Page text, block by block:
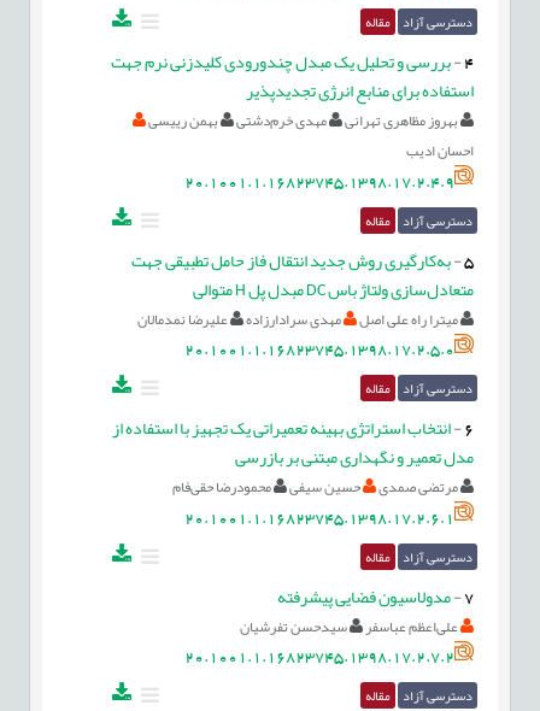
دسترسی آزاد مقاله
4
-بررسی و تحلیل یک مبدل چندورودی کلید‌زنی نرم جهت
استفاده برای منابع انرژی تجدیدپذیر
بهروز مظاهری تهرانی مهدی خرم‌دشتی
بهمن رییسی
احسان اديب
20.1001.1.16823745.1398.17.2.4.9
دسترسی آزاد مقاله
5
-به‌کارگیری روش جدید انتقال فاز حامل تطبیقی جهت
متعادل‌سازی ولتاژ باس DC مبدل پل H متوالی
میترا راه علی اصل مهدی سرادارزاده علیرضا نمدمالان
20.1001.1.16823745.1398.17.2.5.0
دسترسی آزاد مقاله
6
-انتخاب استراتژی بهینه تعمیراتی یک تجهیز با استفاده از
مدل تعمیر و نگهداری مبتنی بر بازرسی
مرتضی صمدی حسین سیفی محمودرضا حقی‌فام
20.1001.1.16823745.1398.17.2.6.1
دسترسی آزاد مقاله
7
-مدولاسیون فضایی پیشرفته
علی‌اعظم عباسفر سیدحسن تفرشیان
20.1001.1.16823745.1398.17.2.7.2
دسترسی آزاد مقاله